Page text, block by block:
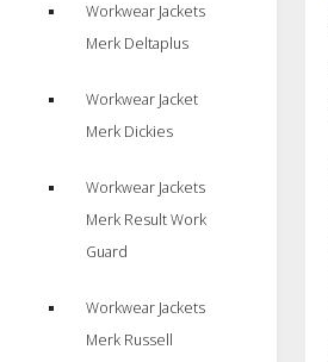
Workwear Jackets
Merk Deltaplus
Workwear Jacket
Merk Dickies
Workwear Jackets
Merk Result Work
Guard
Workwear Jackets
Merk Russell